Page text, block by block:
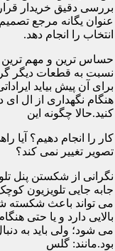
بررسی دقیق خریدار
عنوان یگانه مرجع
انتخاب را انجام دهد.
حساس ترین و مهم ترین
نسبت به قطعات دیگر
برای آن پیش بیاید
هنگام نگهداری از ال ای
کنید.حالا چگونه این
کار را انجام دهیم؟ آیا
تصویر تغییر نمی کند؟
نگرانی از شکستن پنل
جابه جایی تلویزیون
می تواند باعث شکسته
بالایی دارد و یا حتی
می شود؛ ولی باید به
بود.مانند: گلس